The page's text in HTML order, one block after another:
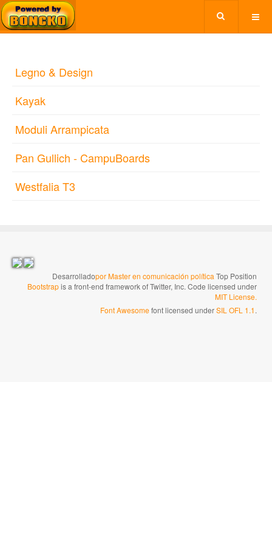
Legno & Design
Kayak
Moduli Arrampicata
Pan Gullich - CampuBoards
Westfalia T3
Desarrolladopor Master en comunicación política Top Position
Bootstrapis a front-end framework of Twitter, Inc. Code licensed under
MIT License.
Font Awesomefont licensed underSIL OFL 1.1.